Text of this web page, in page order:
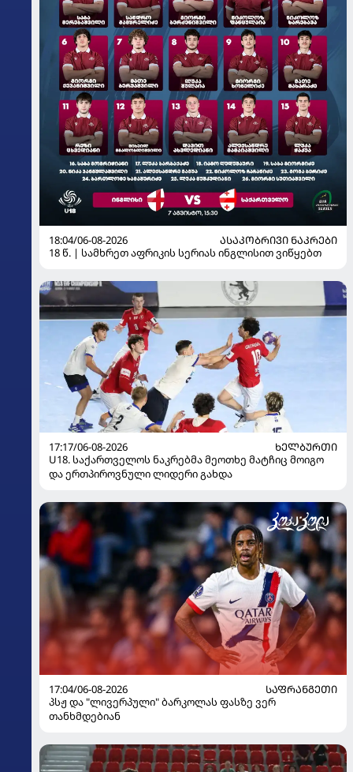
18:04/06-08-2026
ᲐᲡᲐᲙᲝᲑᲠᲘᲕᲘ ᲜᲐᲙᲠᲔᲑᲘ
18 წ. | სამხრეთ აფრიკის სერიას ინგლისით ვიწყებთ
17:17/06-08-2026
ᲮᲔᲚᲑᲣᲠᲗᲘ
U18. საქართველოს ნაკრებმა მეოთხე მატჩიც მოიგო
და ერთპიროვნული ლიდერი გახდა
17:04/06-08-2026
ᲡᲐᲤᲠᲐᲜᲒᲔᲗᲘ
პსჟ და "ლივერპული" ბარკოლას ფასზე ვერ
თანხმდებიან